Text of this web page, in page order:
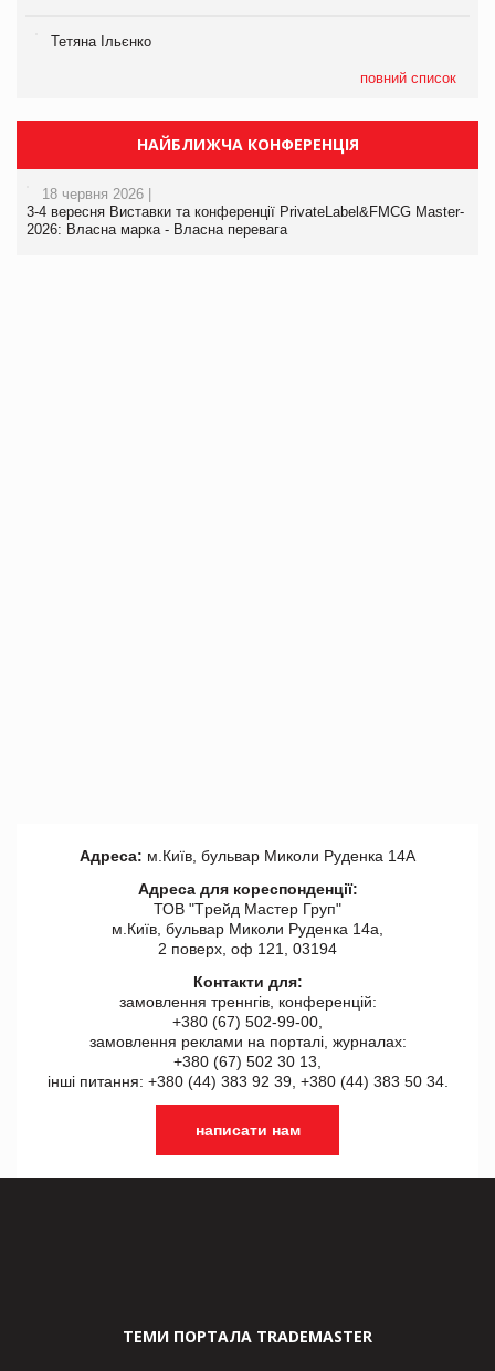
Тетяна Ільєнко
повний список
НАЙБЛИЖЧА КОНФЕРЕНЦІЯ
18 червня 2026 |
3-4 вересня Виставки та конференції PrivateLabel&FMCG Master-
2026: Власна марка - Власна перевага
Адреса: м.Київ, бульвар Миколи Руденка 14А
Адреса для кореспонденції:
ТОВ "Tрейд Мастер Груп"
м.Київ, бульвар Миколи Руденка 14а,
2 поверх, оф 121, 03194
Контакти для:
замовлення треннгів, конференцій:
+380 (67) 502-99-00,
замовлення реклами на порталі, журналах:
+380 (67) 502 30 13,
інші питання: +380 (44) 383 92 39, +380 (44) 383 50 34.
написати нам
ТЕМИ ПОРТАЛА TRADEMASTER